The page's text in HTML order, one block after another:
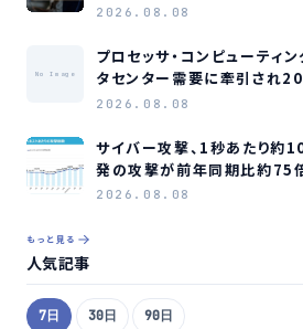
2026.08.08
No Image
プロセッサ・コンピューティ
タセンター需要に牽引され
模へ成長か
2026.08.08
サイバー攻撃、1秒あたり
発の攻撃が前年同期比約75
2026.08.08
もっと見る
人気記事
7日 30日 90日